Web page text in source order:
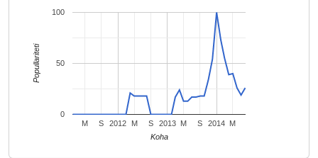
2012 2013 2014
M S M S M S M
0
50
100
Koha
Popullariteti